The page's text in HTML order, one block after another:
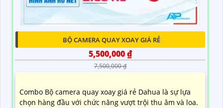
BỘ CAMERA QUAY XOAY GIÁ RẺ
5,500,000 ₫
7,500,000 ₫
Combo Bộ camera quay xoay giá rẻ Dahua là sự lựa
chọn hàng đầu với chức năng vượt trội thu âm và loa.